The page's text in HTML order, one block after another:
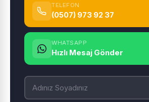
TELEFON
(0507) 973 92 37
WHATSAPP
Hızlı Mesaj Gönder